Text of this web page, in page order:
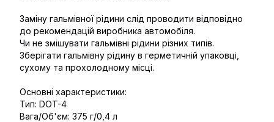
Заміну гальмівної рідини слід проводити відповідно
до рекомендацій виробника автомобіля.
Чи не змішувати гальмівні рідини різних типів.
Зберігати гальмівну рідину в герметичній упаковці,
сухому та прохолодному місці.
Основні характеристики:
Тип: DOT-4
Вага/Об'єм: 375 г/0,4 л